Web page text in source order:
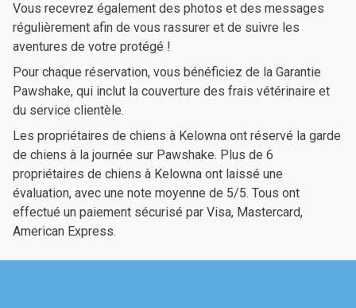
Vous recevrez également des photos et des messages
régulièrement afin de vous rassurer et de suivre les
aventures de votre protégé !
Pour chaque réservation, vous bénéficiez de la Garantie
Pawshake, qui inclut la couverture des frais vétérinaire et
du service clientèle.
Les propriétaires de chiens à Kelowna ont réservé la garde
de chiens à la journée sur Pawshake. Plus de 6
propriétaires de chiens à Kelowna ont laissé une
évaluation, avec une note moyenne de 5/5. Tous ont
effectué un paiement sécurisé par Visa, Mastercard,
American Express.